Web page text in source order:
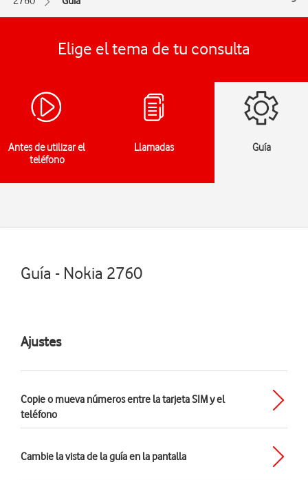
Elige el tema de tu consulta
Antes de utilizar el
teléfono
Llamadas Guía
Guía - Nokia 2760
Ajustes
Copie o mueva números entre la tarjeta SIM y el
teléfono
Cambie la vista de la guía en la pantalla